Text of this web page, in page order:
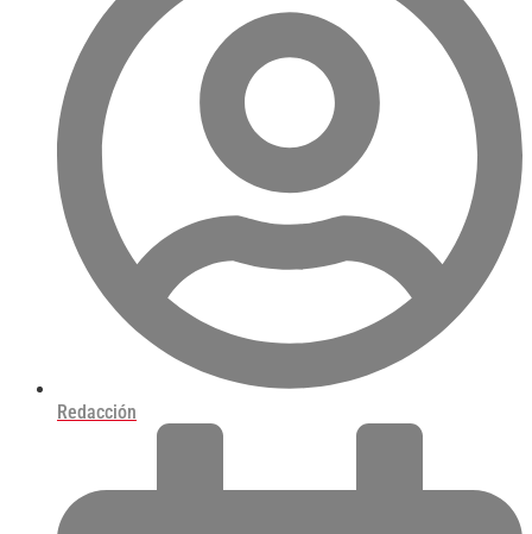
Redacción